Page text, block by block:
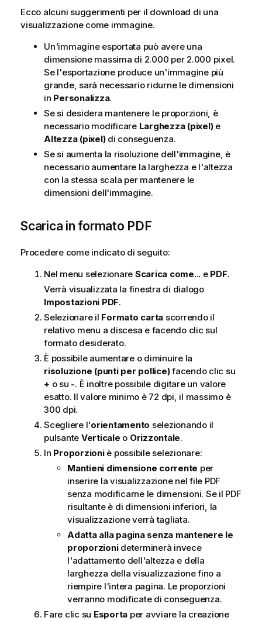
Ecco alcuni suggerimenti per il download di una
visualizzazione come immagine.
Un'immagine esportata può avere una
dimensione massima di 2.000 per 2.000 pixel.
Se l'esportazione produce un'immagine più
grande, sarà necessario ridurne le dimensioni
in Personalizza.
Se si desidera mantenere le proporzioni, è
necessario modificare Larghezza (pixel)e
Altezza (pixel)di conseguenza.
Se si aumenta la risoluzione dell'immagine, è
necessario aumentare la larghezza e l'altezza
con la stessa scala per mantenere le
dimensioni dell'immagine.
Scarica in formato PDF
Procedere come indicato di seguito:
Nel menu selezionare Scarica come... e PDF.
Verrà visualizzata la finestra di dialogo
Impostazioni PDF.
Selezionare il Formato carta scorrendo il
relativo menu a discesa e facendo clic sul
formato desiderato.
È possibile aumentare o diminuire la
risoluzione (punti per pollice)facendo clic su
+ o su -. È inoltre possibile digitare un valore
esatto. Il valore minimo è 72 dpi, il massimo è
300 dpi.
Scegliere l'orientamento selezionando il
pulsante Verticale o Orizzontale.
In Proporzioniè possibile selezionare:
Mantieni dimensione corrente per
inserire la visualizzazione nel file PDF
senza modificarne le dimensioni. Se il PDF
risultante è di dimensioni inferiori, la
visualizzazione verrà tagliata.
Adatta alla pagina senza mantenere le
proporzionideterminerà invece
l'adattamento dell'altezza e della
larghezza della visualizzazione fino a
riempire l'intera pagina. Le proporzioni
verranno modificate di conseguenza.
Fare clic su Esporta per avviare la creazione